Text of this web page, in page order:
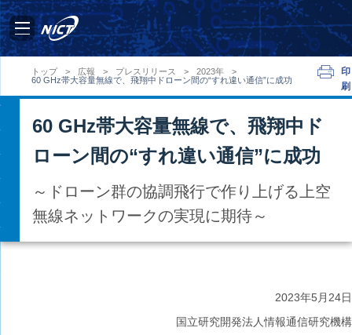
トップ > 広報 > プレスリリース > 2023年
>
60 GHz帯大容量無線で、飛翔中ドローン間の“すれ違い通信”に成功
印
刷
60 GHz帯大容量無線で、飛翔中ド
ローン間の“すれ違い通信”に成功
～ドローン群の協調飛行で作り上げる上空
無線ネットワークの実現に期待～
2023年5月24日
国立研究開発法人情報通信研究機構